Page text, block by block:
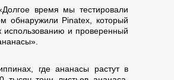
время мы тестировали
обнаружили Pinatex, который
использованию и проверенный
где ананасы растут в